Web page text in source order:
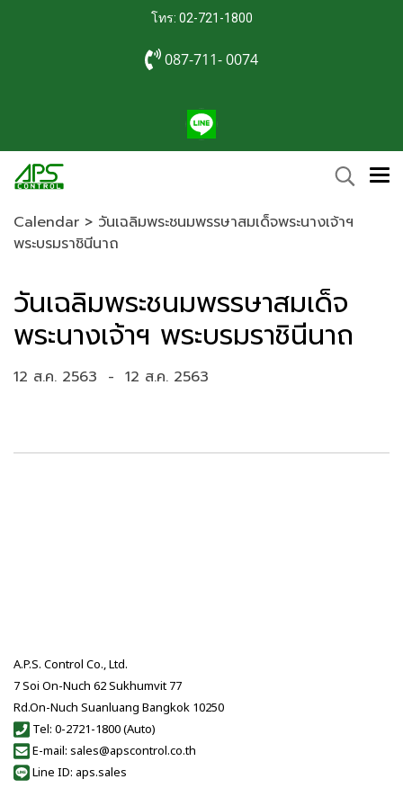
โทร: 02-721-1800
087-711- 0074
Calendar > วันเฉลิมพระชนมพรรษาสมเด็จพระนางเจ้าฯ
พระบรมราชินีนาถ
วันเฉลิมพระชนมพรรษาสมเด็จ
พระนางเจ้าฯ พระบรมราชินีนาถ
12 ส.ค. 2563 - 12 ส.ค. 2563
A.P.S. Control Co., Ltd.
7 Soi On-Nuch 62 Sukhumvit 77
Rd.On-Nuch Suanluang Bangkok 10250
Tel: 0-2721-1800 (Auto)
E-mail: sales@apscontrol.co.th
Line ID: aps.sales